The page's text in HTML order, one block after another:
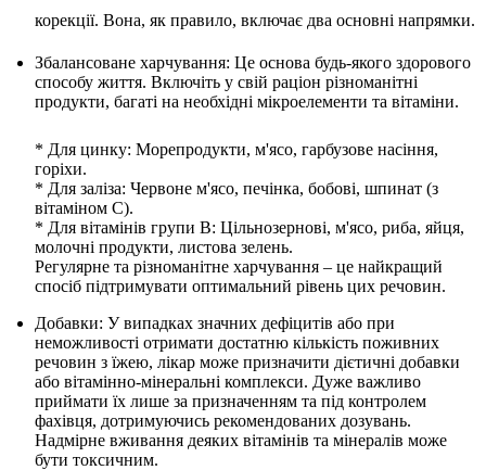
корекції. Вона, як правило, включає два основні напрямки.
Збалансоване харчування: Це основа будь-якого здорового
способу життя. Включіть у свій раціон різноманітні
продукти, багаті на необхідні мікроелементи та вітаміни.
* Для цинку: Морепродукти, м'ясо, гарбузове насіння,
горіхи.
* Для заліза: Червоне м'ясо, печінка, бобові, шпинат (з
вітаміном C).
* Для вітамінів групи B: Цільнозернові, м'ясо, риба, яйця,
молочні продукти, листова зелень.
Регулярне та різноманітне харчування – це найкращий
спосіб підтримувати оптимальний рівень цих речовин.
Добавки: У випадках значних дефіцитів або при
неможливості отримати достатню кількість поживних
речовин з їжею, лікар може призначити дієтичні добавки
або вітамінно-мінеральні комплекси. Дуже важливо
приймати їх лише за призначенням та під контролем
фахівця, дотримуючись рекомендованих дозувань.
Надмірне вживання деяких вітамінів та мінералів може
бути токсичним.